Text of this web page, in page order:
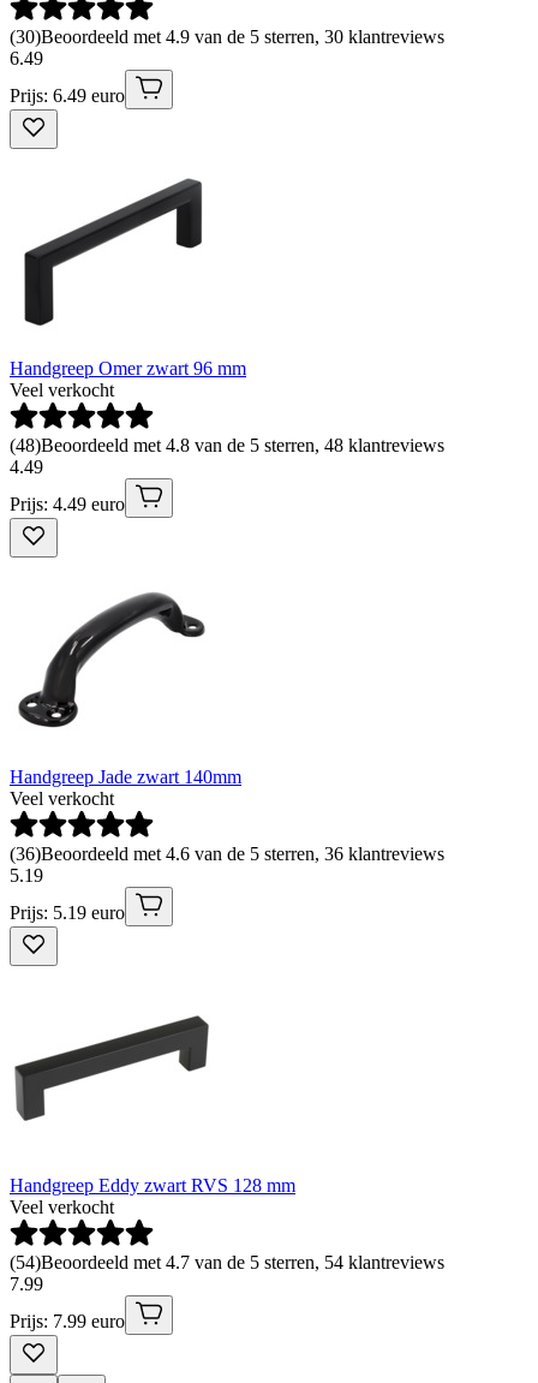
(30)Beoordeeld met 4.9 van de 5 sterren, 30 klantreviews
6.49
Prijs: 6.49 euro
Handgreep Omer zwart 96 mm
Veel verkocht
(48)Beoordeeld met 4.8 van de 5 sterren, 48 klantreviews
4.49
Prijs: 4.49 euro
Handgreep Jade zwart 140mm
Veel verkocht
(36)Beoordeeld met 4.6 van de 5 sterren, 36 klantreviews
5.19
Prijs: 5.19 euro
Handgreep Eddy zwart RVS 128 mm
Veel verkocht
(54)Beoordeeld met 4.7 van de 5 sterren, 54 klantreviews
7.99
Prijs: 7.99 euro